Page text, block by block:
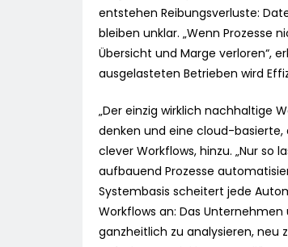
entstehen Reibungsverluste:
bleiben unklar. „Wenn Prozesse
Übersicht und Marge verloren“,
ausgelasteten Betrieben wird
„Der einzig wirklich nachhaltige
denken und eine cloud-
clever Workflows, hinzu. „Nur so
aufbauend Prozesse
Systembasis scheitert jede
Workflows an: Das
ganzheitlich zu analysieren, neu